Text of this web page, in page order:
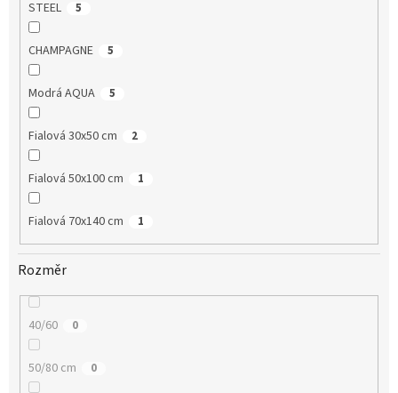
STEEL 5
CHAMPAGNE 5
Modrá AQUA 5
Fialová 30x50 cm 2
Fialová 50x100 cm 1
Fialová 70x140 cm 1
Rozměr
40/60 0
50/80 cm 0